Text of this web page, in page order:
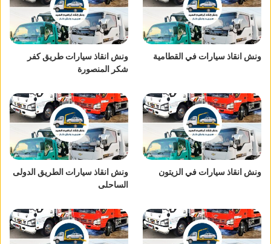
ونش انقاذ سيارات في القطامية
ونش انقاذ سيارات طريق كفر
شكر المنصورة
ونش انقاذ سيارات في الزيتون
ونش انقاذ سيارات الطريق الدولى
الساحلى